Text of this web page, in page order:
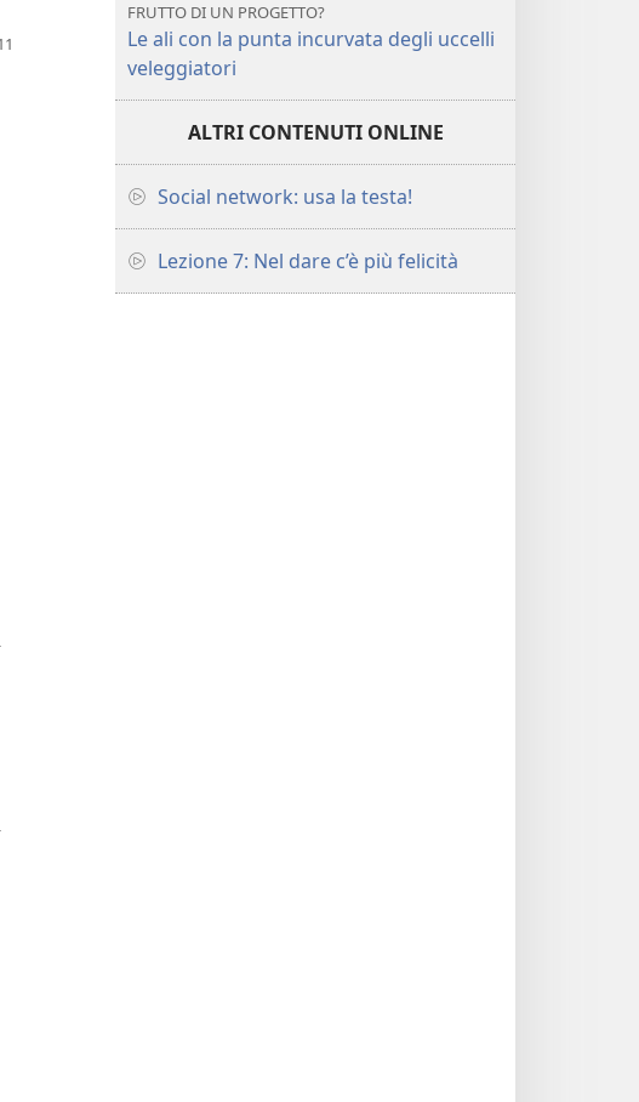
FRUTTO DI UN PROGETTO?
Le ali con la punta incurvata degli uccelli
veleggiatori
ALTRI CONTENUTI ONLINE
Social network: usa la testa!
Lezione 7: Nel dare c’è più felicità